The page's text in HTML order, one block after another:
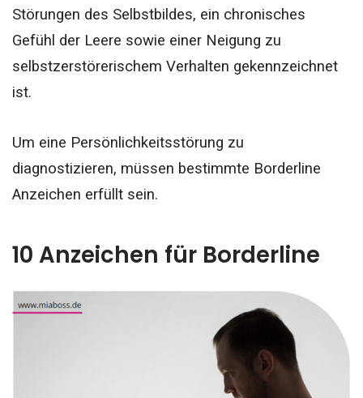
Störungen des Selbstbildes, ein chronisches
Gefühl der Leere sowie einer Neigung zu
selbstzerstörerischem Verhalten gekennzeichnet
ist.
Um eine Persönlichkeitsstörung zu
diagnostizieren, müssen bestimmte Borderline
Anzeichen erfüllt sein.
10 Anzeichen für Borderline